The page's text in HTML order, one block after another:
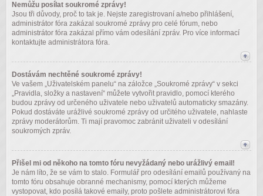
Nemůžu posílat soukromé zprávy!
Jsou tři důvody, proč to tak je. Nejste zaregistrovaní a/nebo přihlášení,
administrátor fóra zakázal soukromé zprávy pro celé fórum, nebo
administrátor fóra zakázal přímo vám odesílání zpráv. Pro více informací
kontaktujte administrátora fóra.
Dostávám nechtěné soukromé zprávy!
Ve vašem „Uživatelském panelu“ na záložce „Soukromé zprávy“ v sekci
„Pravidla, složky a nastavení“ můžete vytvořit pravidlo, pomocí kterého
budou zprávy od určeného uživatele nebo uživatelů automaticky smazány.
Pokud dostáváte urážlivé soukromé zprávy od určitého uživatele, nahlaste
zprávy moderátorům. Ti mají pravomoc zabránit uživateli v odesílání
soukromých zpráv.
Přišel mi od někoho na tomto fóru nevyžádaný nebo urážlivý email!
Je nám líto, že se vám to stalo. Formulář pro odesílání emailů používaný na
tomto fóru obsahuje obranné mechanismy, pomocí kterých můžeme
vystopovat, kdo posílá takové emaily, proto pošlete administrátorovi fóra